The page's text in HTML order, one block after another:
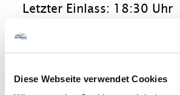
Diese Webseite verwendet Cookies
Letzter Einlass: 18:30 Uhr
Bei sehr starkem Regen
dass das Freibad erst am